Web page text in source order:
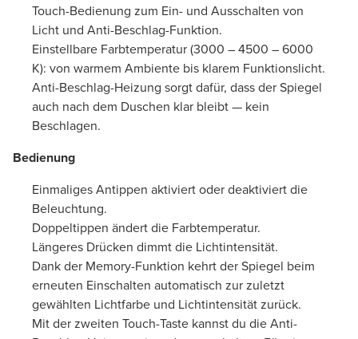
Touch-Bedienung zum Ein- und Ausschalten von
Licht und Anti-Beschlag-Funktion.
Einstellbare Farbtemperatur (3000 – 4500 – 6000
K): von warmem Ambiente bis klarem Funktionslicht.
Anti-Beschlag-Heizung sorgt dafür, dass der Spiegel
auch nach dem Duschen klar bleibt — kein
Beschlagen.
Bedienung
Einmaliges Antippen aktiviert oder deaktiviert die
Beleuchtung.
Doppeltippen ändert die Farbtemperatur.
Längeres Drücken dimmt die Lichtintensität.
Dank der Memory-Funktion kehrt der Spiegel beim
erneuten Einschalten automatisch zur zuletzt
gewählten Lichtfarbe und Lichtintensität zurück.
Mit der zweiten Touch-Taste kannst du die Anti-